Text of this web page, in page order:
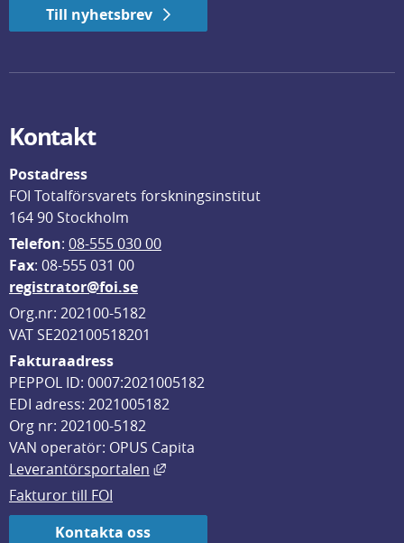
Till nyhetsbrev
Kontakt
Postadress
FOI Totalförsvarets forskningsinstitut
164 90 Stockholm
Telefon: 08-555 030 00
Fax: 08-555 031 00
registrator@foi.se
Org.nr: 202100-5182
VAT SE202100518201
Fakturaadress
PEPPOL ID: 0007:2021005182
EDI adress: 2021005182
Org nr: 202100-5182
VAN operatör: OPUS Capita
Leverantörsportalen
Länk till annan webbplats, öppnas
Fakturor till FOI
Kontakta oss